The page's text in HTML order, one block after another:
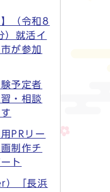
】（令和8
）就活イ
が参加
予定者
・相談
PRリー
制作チ
ト
）「長浜